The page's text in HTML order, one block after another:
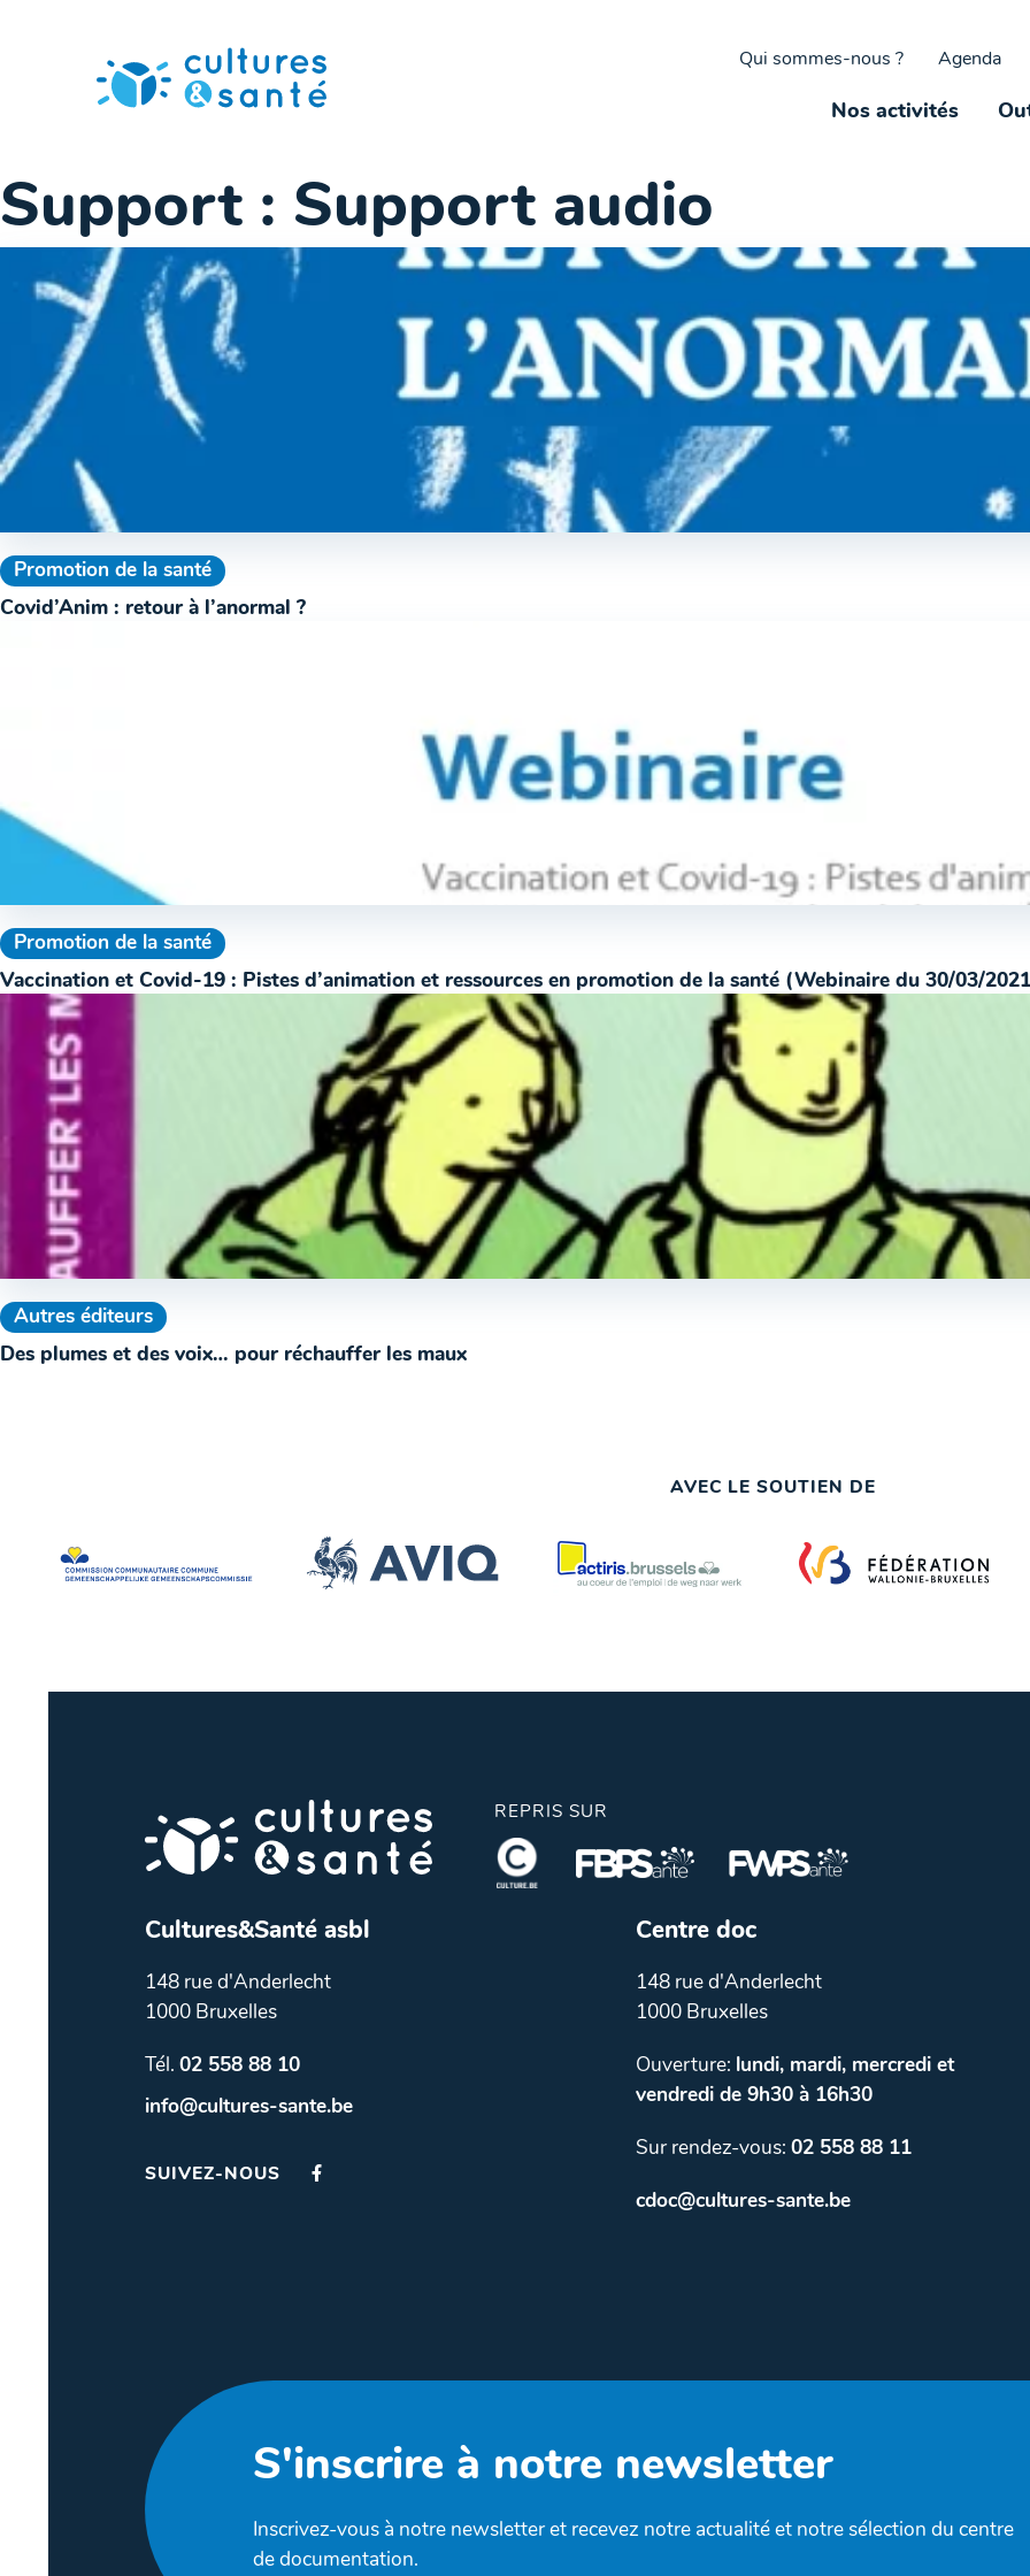
Qui sommes-nous ? Agenda
Nos activités
Support : Support audio
Promotion de la santé
Covid’Anim : retour à l’anormal ?
Promotion de la santé
Vaccination et Covid-19 : Pistes d’animation et ressources en promotion de la santé (Webinaire du 30/03/
Autres éditeurs
Des plumes et des voix… pour réchauffer les maux
AVEC LE SOUTIEN DE
REPRIS SUR
Cultures&Santé asbl
148 rue d'Anderlecht
1000 Bruxelles
Tél. 02 558 88 10
info@cultures-sante.be
SUIVEZ-NOUS
Centre doc
148 rue d'Anderlecht
1000 Bruxelles
Ouverture: lundi, mardi, mercredi et
vendredi de 9h30 à 16h30
Sur rendez-vous: 02 558 88 11
cdoc@cultures-sante.be
S'inscrire à notre newsletter
Inscrivez-vous à notre newsletter et recevez notre actualité et notre sélection du centre
de documentation.